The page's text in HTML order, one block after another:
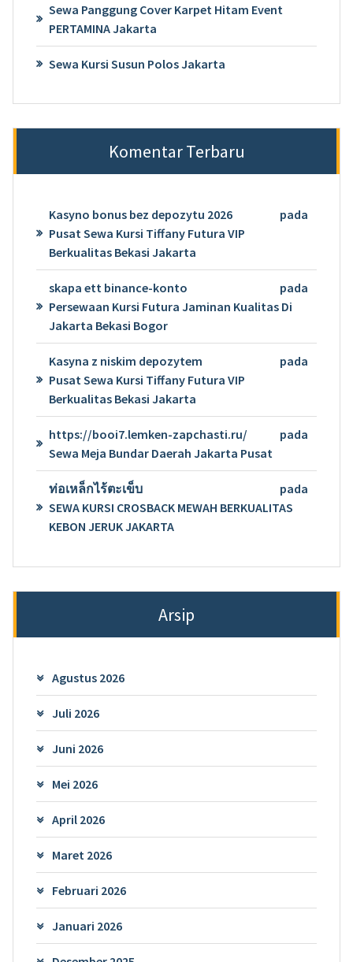
Sewa Panggung Cover Karpet Hitam Event
PERTAMINA Jakarta
Sewa Kursi Susun Polos Jakarta
Komentar Terbaru
Kasyno bonus bez depozytu 2026
pada
Pusat Sewa Kursi Tiffany Futura VIP
Berkualitas Bekasi Jakarta
skapa ett binance-konto
pada
Persewaan Kursi Futura Jaminan Kualitas Di
Jakarta Bekasi Bogor
Kasyna z niskim depozytem
pada
Pusat Sewa Kursi Tiffany Futura VIP
Berkualitas Bekasi Jakarta
https://booi7.lemken-zapchasti.ru/
pada
Sewa Meja Bundar Daerah Jakarta Pusat
ท่อเหล็กไร้ตะเข็บ
pada
SEWA KURSI CROSBACK MEWAH BERKUALITAS
KEBON JERUK JAKARTA
Arsip
Agustus 2026
Juli 2026
Juni 2026
Mei 2026
April 2026
Maret 2026
Februari 2026
Januari 2026